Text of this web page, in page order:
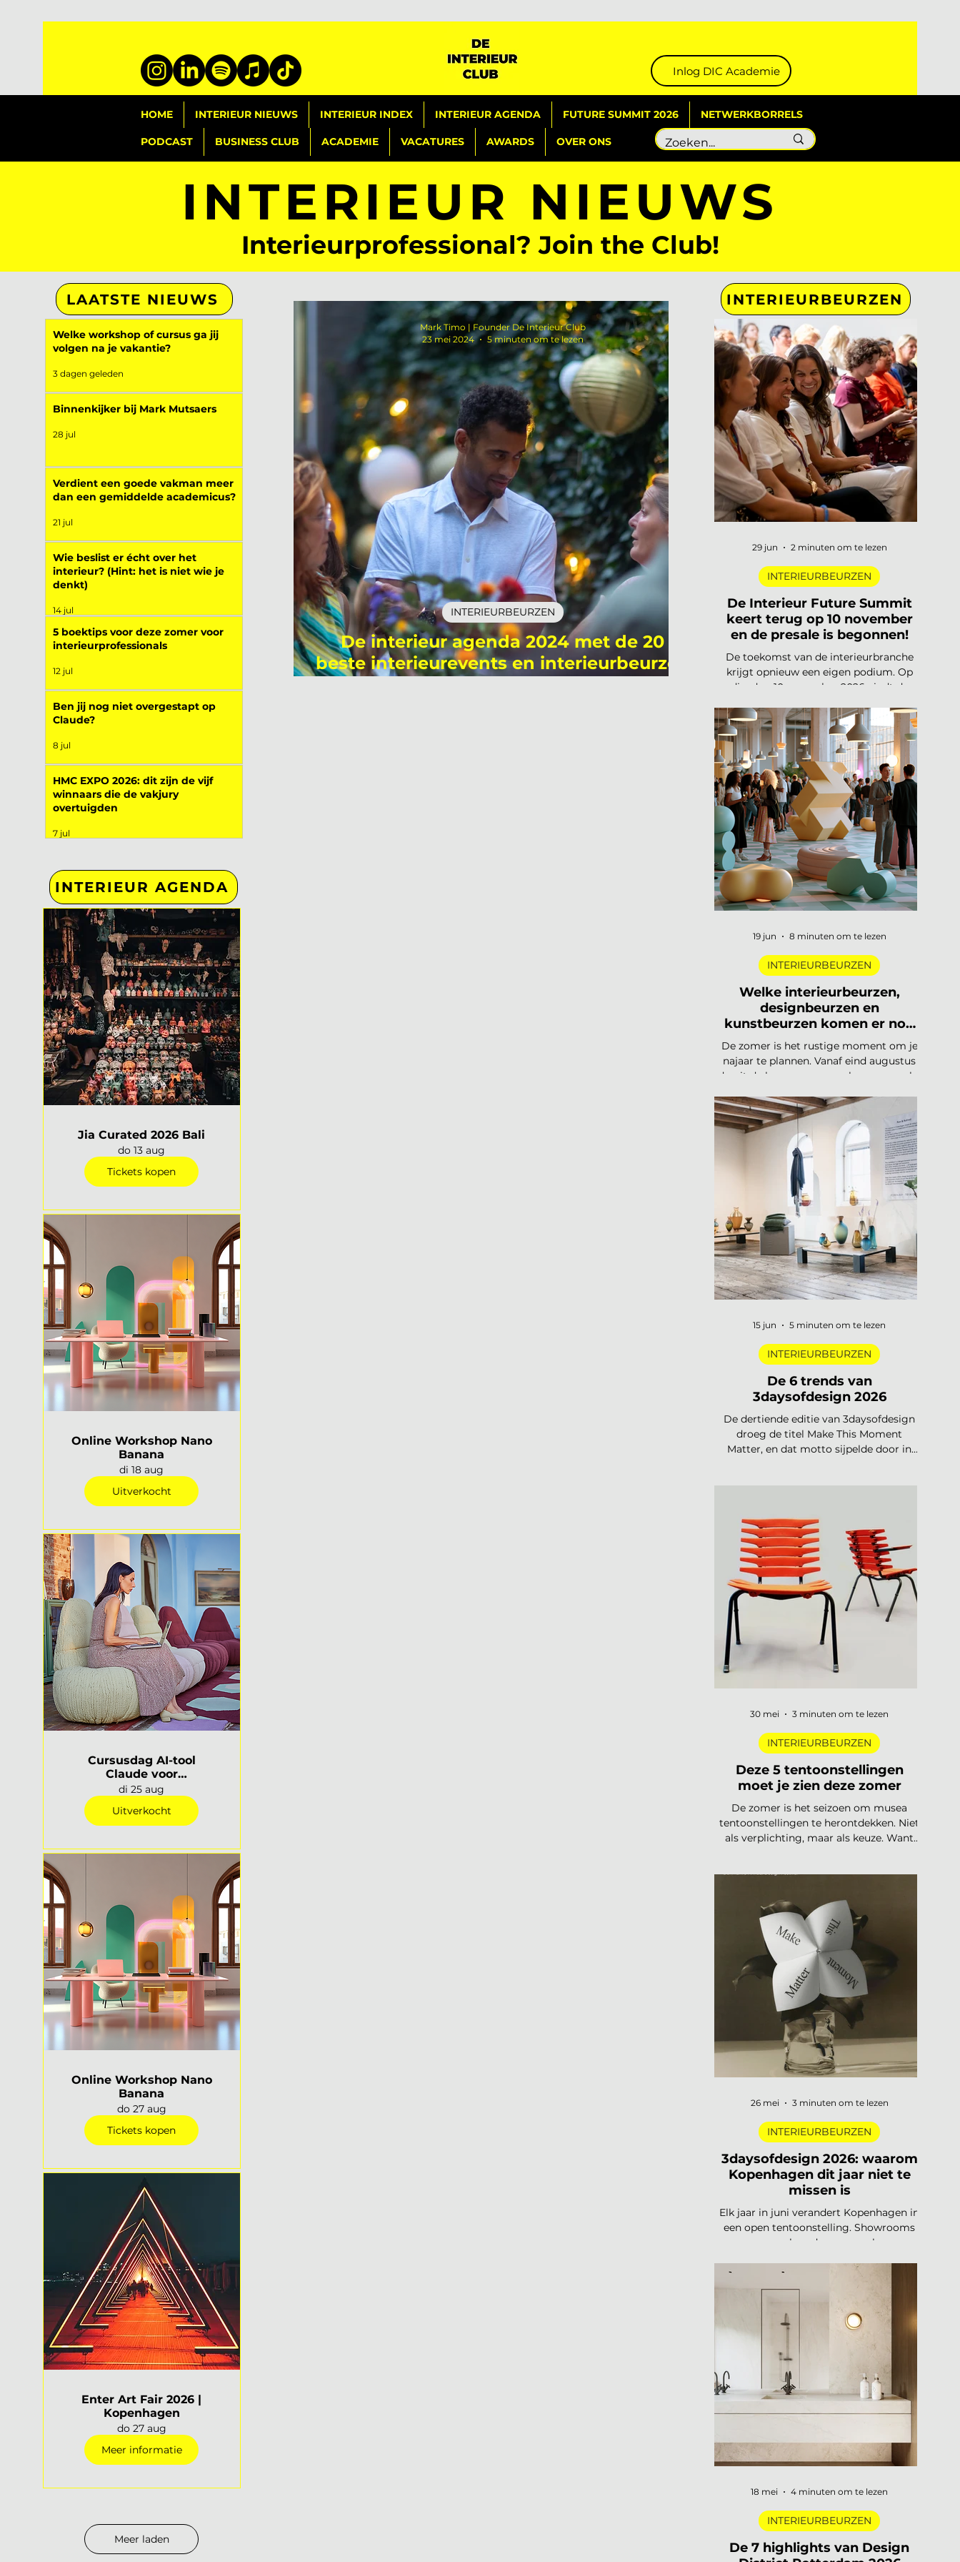
Inlog DIC Academie
HOME INTERIEUR NIEUWS INTERIEUR INDEX INTERIEUR AGENDA FUTURE SUMMIT 2026 NETWERKBORRELS
PODCAST BUSINESS CLUB ACADEMIE VACATURES AWARDS OVER ONS
INTERIEUR NIEUWS
Interieurprofessional? Join the Club!
LAATSTE NIEUWS
Welke workshop of cursus ga jij
volgen na je vakantie?
3 dagen geleden
Binnenkijker bij Mark Mutsaers
28 jul
Verdient een goede vakman meer
dan een gemiddelde academicus?
21 jul
Wie beslist er écht over het
interieur? (Hint: het is niet wie je
denkt)
14 jul
5 boektips voor deze zomer voor
interieurprofessionals
12 jul
Ben jij nog niet overgestapt op
Claude?
8 jul
HMC EXPO 2026: dit zijn de vijf
winnaars die de vakjury
overtuigden
7 jul
INTERIEUR AGENDA
Jia Curated 2026 Bali
do 13 aug
Tickets kopen
Online Workshop Nano
Banana
di 18 aug
Uitverkocht
Cursusdag AI-tool
Claude voor
interieurprofessionals |
di 25 aug
Uitverkocht
Online Workshop Nano
Banana
do 27 aug
Tickets kopen
Enter Art Fair 2026 |
Kopenhagen
do 27 aug
Meer informatie
Meer laden
De interieur agenda 2024 met de 20
beste interieurevents en interieurbeurzen
INTERIEURBEURZEN
Mark Timo | Founder De Interieur Club
23 mei 2024
5 minuten om te lezen
INTERIEURBEURZEN
De Interieur Future Summit
keert terug op 10 november
en de presale is begonnen!
De toekomst van de interieurbranche
krijgt opnieuw een eigen podium. Op
dinsdag 10 november 2026 vindt de
Summit plaats, dit keer in Vianen. Een
dag waarop de hele branche
samenkomt om vooruit te kijken naar
waar ons vak naartoe beweegt. De
presale is gestart en er zijn vijftig tickets
beschikbaar voor 75 euro, daarna gaat
de prijs naar 125 euro. De Interieur
Future Summit keert terug op 10
november en de presale is begonnen!
Vorig jaar u
INTERIEURBEURZEN
29 jun 2 minuten om te lezen
Welke interieurbeurzen,
designbeurzen en
kunstbeurzen komen er nog
aan in 2026?
De zomer is het rustige moment om je
najaar te plannen. Vanaf eind augustus
draait de beurzencarrousel weer op volle
Belgische agenda die piekt in
september en november, en een
internationale kalender die loopt van
Helsinki tot Miami. Hieronder vind je alle
relevante interieurbeurzen,
designbeurzen en kunstbeurzen van
augustus tot en met december 2026, op
datum gezet. Handig om vast in je
agenda te blokken. Welke
interieurbeurzen, designbeurzen
INTERIEURBEURZEN
19 jun 8 minuten om te lezen
De 6 trends van
3daysofdesign 2026
De dertiende editie van 3daysofdesign
droeg de titel Make This Moment
Matter, en dat motto sijpelde door in
verdwenen. Wat overblijft is koeler,
eerlijker en doordachter: koel metaal,
lage zit, diep bordeaux en een duidelijke
voorkeur voor materiaal met een
verhaal. Dit zijn de zes trends die de
toon zetten voor 2026 en 2027. De 6
trends
INTERIEURBEURZEN
15 jun 5 minuten om te lezen
Deze 5 tentoonstellingen
moet je zien deze zomer
De zomer is het seizoen om musea
tentoonstellingen te herontdekken. Niet
als verplichting, maar als keuze. Want
tentoonstelling waar je letterlijk moet
bewegen om het werk te begrijpen. Van
digitale pioniers in een Depot-zaal tot
marmer dat architectuur omvormt tot
ontmoetingsplek. Vijf tentoonstellingen,
verspreid over Nederland, die de moeite
waard zijn om speci
INTERIEURBEURZEN
30 mei 3 minuten om te lezen
3daysofdesign 2026: waarom
Kopenhagen dit jaar niet te
missen is
Elk jaar in juni verandert Kopenhagen in
een open tentoonstelling. Showrooms
openen hun deuren, merken
designers uit de hele wereld komen
samen in een van de meest visueel
gelaagde steden van Europa. Dat is
3daysofdesign in een zin. En uiteraard
zijn wij er weer bij met De Interieur Club
om verslag te doen. 3daysofdesign is
het grootste designfestival van
Scandinavië. Verspreid over de stad vind
je honderden evenementen: van intieme
INTERIEURBEURZEN
26 mei 3 minuten om te lezen
De 7 highlights van Design
INTERIEURBEURZEN
18 mei 4 minuten om te lezen